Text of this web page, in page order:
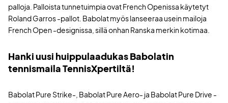
palloja. Palloista tunnetuimpia ovat French Openissa käytetyt
Roland Garros -pallot. Babolat myös lanseeraa usein mailoja
French Open -designissa, sillä onhan Ranska merkin kotimaa.
Hanki uusi huippulaadukas Babolatin
tennismaila TennisXpertiltä!
Babolat Pure Strike-, Babolat Pure Aero- ja Babolat Pure Drive -